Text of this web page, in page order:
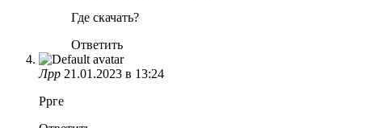
Где скачать?
Ответить
Лрр 21.01.2023 в 13:24
Ррге